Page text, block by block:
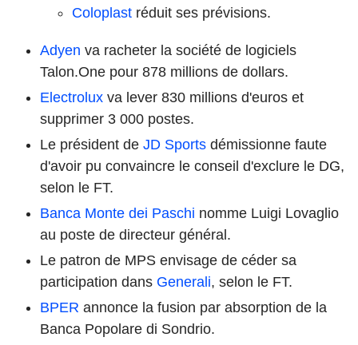
Coloplast réduit ses prévisions.
Adyen va racheter la société de logiciels
Talon.One pour 878 millions de dollars.
Electrolux va lever 830 millions d'euros et
supprimer 3 000 postes.
Le président de JD Sports démissionne faute
d'avoir pu convaincre le conseil d'exclure le DG,
selon le FT.
Banca Monte dei Paschi nomme Luigi Lovaglio
au poste de directeur général.
Le patron de MPS envisage de céder sa
participation dans Generali, selon le FT.
BPER annonce la fusion par absorption de la
Banca Popolare di Sondrio.